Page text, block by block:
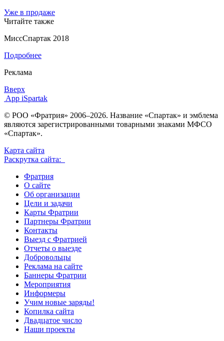
Уже в продаже
Читайте также
МиссСпартак 2018
Подробнее
Реклама
Вверх
App iSpartak
© РОО «Фратрия» 2006–2026. Название «Спартак» и эмблема
являются зарегистрированными товарными знаками МФСО
«Спартак».
Карта сайта
Раскрутка сайта:
Фратрия
О сайте
Об организации
Цели и задачи
Карты Фратрии
Партнеры Фратрии
Контакты
Выезд с Фратрией
Отчеты о выезде
Добровольцы
Реклама на сайте
Баннеры Фратрии
Мероприятия
Информеры
Учим новые заряды!
Копилка сайта
Двадцатое число
Наши проекты